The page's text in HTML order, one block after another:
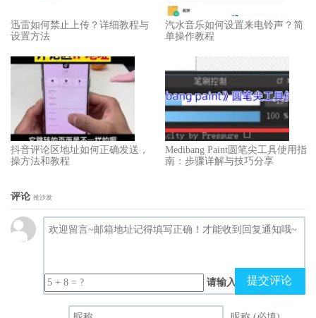
迅雷如何禁止上传？详细教程与
设置方法
汽水音乐如何设置来电铃声？简
单操作教程
抖音评论区地址如何正确发送，
操方法和教程
Medibang Paint圆笔尖工具使用指
南：步骤详解与技巧分享
评论 抢沙发
请输入（计算结果）
提交评论